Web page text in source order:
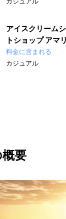
アイスクリーム
トショップ アマ
料金に含まれる
カジュアル
要